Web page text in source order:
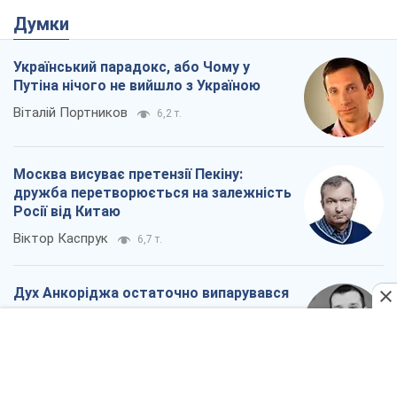
Думки
Український парадокс, або Чому у
Путіна нічого не вийшло з Україною
Віталій Портников 6,2 т.
Москва висуває претензії Пекіну:
дружба перетворюється на залежність
Росії від Китаю
Віктор Каспрук 6,7 т.
Дух Анкоріджа остаточно випарувався